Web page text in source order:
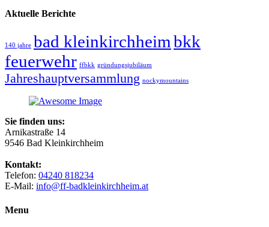
Aktuelle Berichte
140 jahre bad kleinkirchheimbkk
feuerwehr ffbkk gründungsjubiläum
Jahreshauptversammlung nockymountains
Sie finden uns:
Arnikastraße 14
9546 Bad Kleinkirchheim
Kontakt:
Telefon: 04240 818234
E-Mail: info@ff-badkleinkirchheim.at
Menu